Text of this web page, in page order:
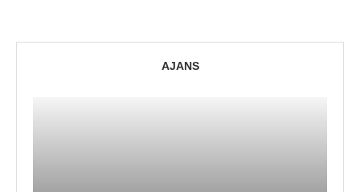
AJANS